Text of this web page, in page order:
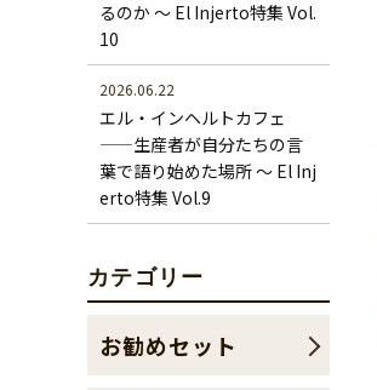
るのか ～ El Injerto特集 Vol.
10
2026.06.22
エル・インヘルトカフェ
——生産者が自分たちの言
葉で語り始めた場所 ～ El Inj
erto特集 Vol.9
カテゴリー
お勧めセット